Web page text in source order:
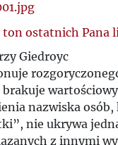
ostatnich Pana
Giedroyc
nazwiska osób,
nie ukrywa
z innymi